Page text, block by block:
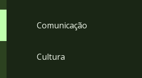
Comunicação
Cultura